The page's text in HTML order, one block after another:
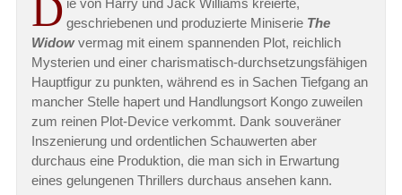
D geschriebenen und produzierte Miniserie The
Widowvermag mit einem spannenden Plot, reichlich
Mysterien und einer charismatisch-durchsetzungsfähigen
Hauptfigur zu punkten, während es in Sachen Tiefgang an
mancher Stelle hapert und Handlungsort Kongo zuweilen
zum reinen Plot-Device verkommt. Dank souveräner
Inszenierung und ordentlichen Schauwerten aber
durchaus eine Produktion, die man sich in Erwartung
eines gelungenen Thrillers durchaus ansehen kann.